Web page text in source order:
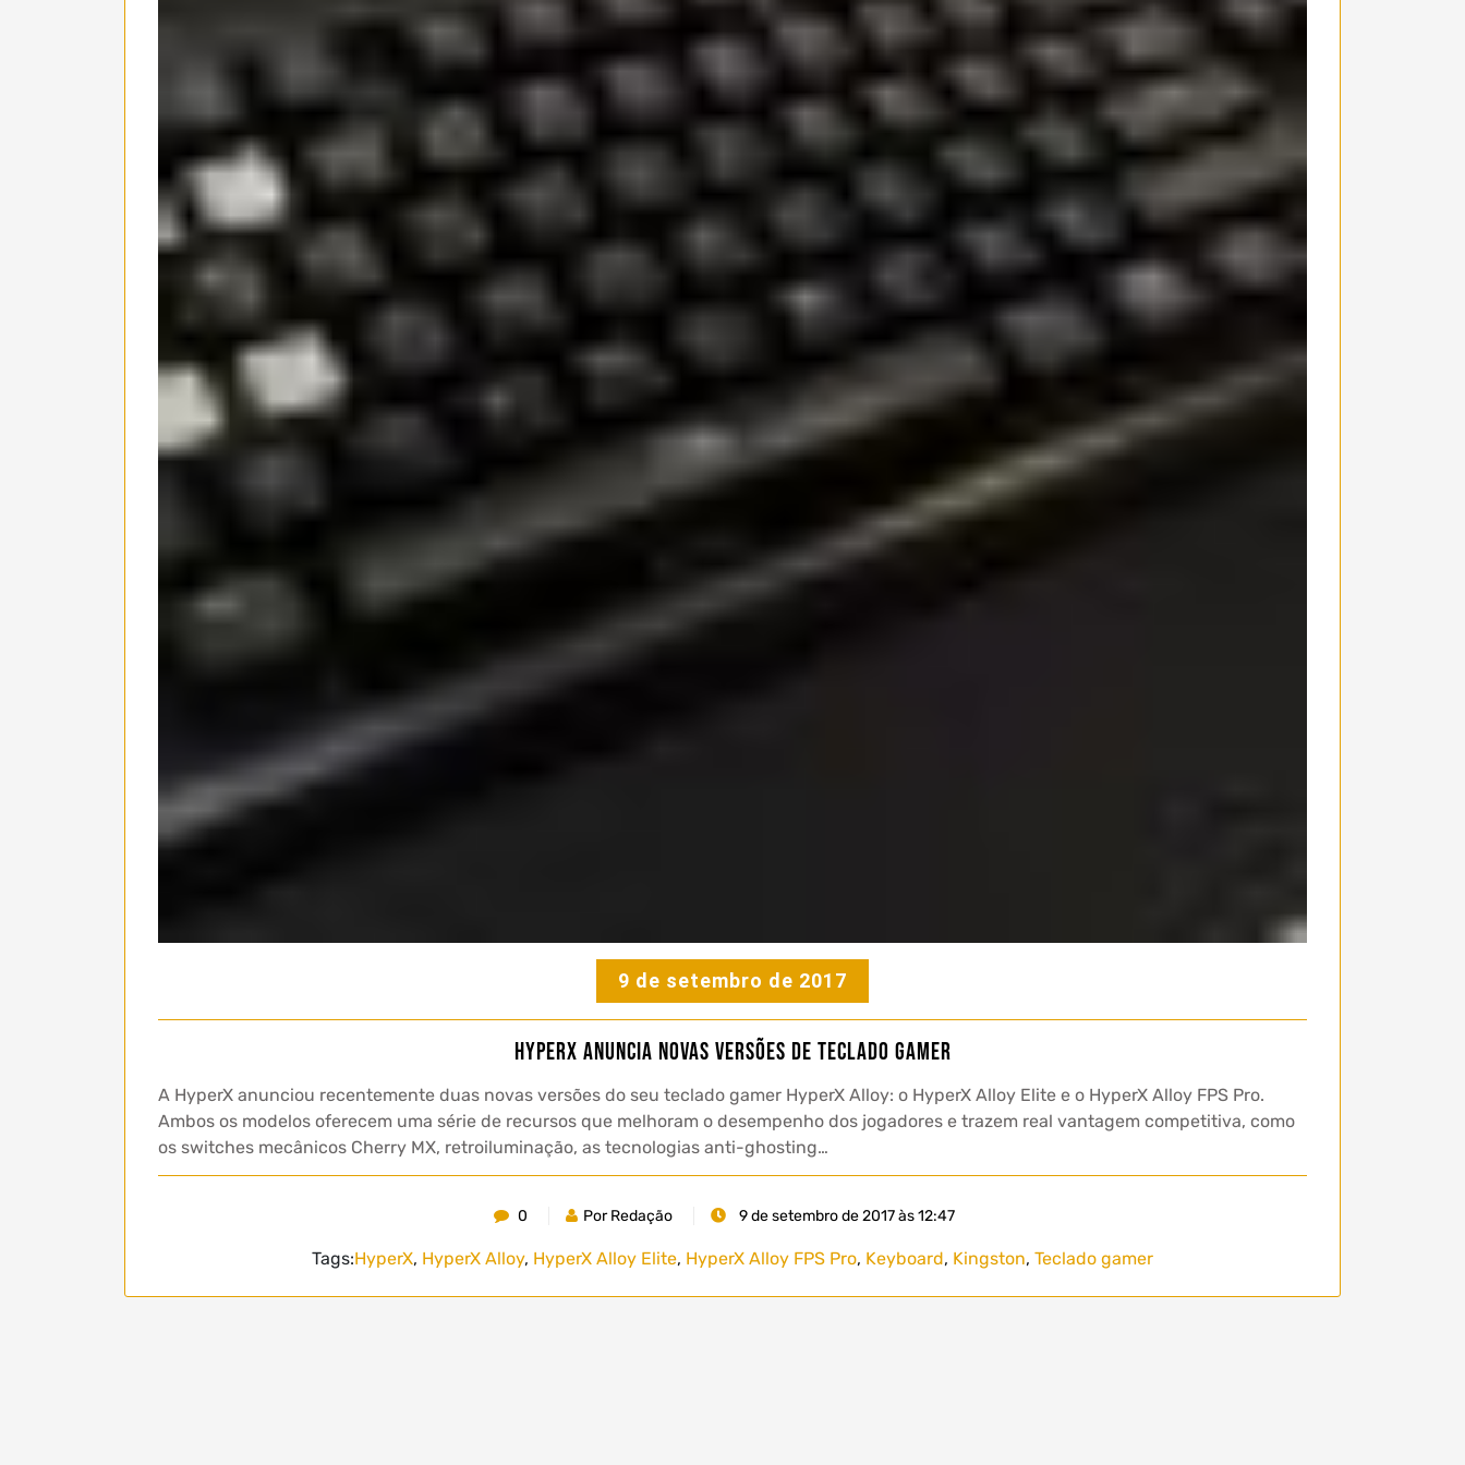
9 de setembro de 2017
HyperX anuncia novas versões de teclado gamer
A HyperX anunciou recentemente duas novas versões do seu teclado gamer HyperX Alloy: o HyperX Alloy Elite e o HyperX Alloy FPS Pro.
Ambos os modelos oferecem uma série de recursos que melhoram o desempenho dos jogadores e trazem real vantagem competitiva, como
os switches mecânicos Cherry MX, retroiluminação, as tecnologias anti-ghosting…
0 Por Redação 9 de setembro de 2017 às 12:47
Tags:HyperX, HyperX Alloy, HyperX Alloy Elite, HyperX Alloy FPS Pro, Keyboard, Kingston, Teclado gamer